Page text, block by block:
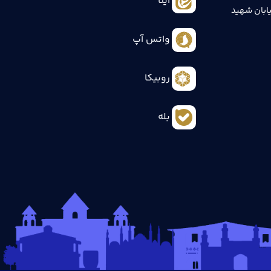
شهید
واتس آپ
روبیکا
بله